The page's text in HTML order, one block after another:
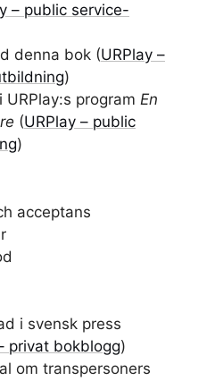
– public service-
denna bok (URPlay –
)
program En
(URPlay – public
)
acceptans
i svensk press
privat bokblogg)
om transpersoners